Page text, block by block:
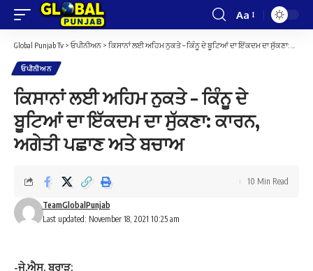
Font
Resizer
Aa
Global Punjab Tv > ਓਪੀਨੀਅਨ > ਕਿਸਾਨਾਂ ਲਈ ਅਹਿਮ ਨੁਕਤੇ – ਕਿੰਨੂ ਦੇ ਬੂਟਿਆਂ ਦਾ ਇੱਕਦਮ ਦਾ ਸੁੱਕਣਾ: ਕਾਰਨ, ਅਗੇਤੀ ਪਛਾਣ ਅਤੇ ਬਚਾਅ
ਓਪੀਨੀਅਨ
ਕਿਸਾਨਾਂ ਲਈ ਅਹਿਮ ਨੁਕਤੇ – ਕਿੰਨੂ ਦੇ
ਬੂਟਿਆਂ ਦਾ ਇੱਕਦਮ ਦਾ ਸੁੱਕਣਾ: ਕਾਰਨ,
ਅਗੇਤੀ ਪਛਾਣ ਅਤੇ ਬਚਾਅ
Last updated: November 18, 2021 10:25 am
TeamGlobalPunjab
10 Min Read
-ਜੇ.ਐਸ. ਬਰਾੜ;